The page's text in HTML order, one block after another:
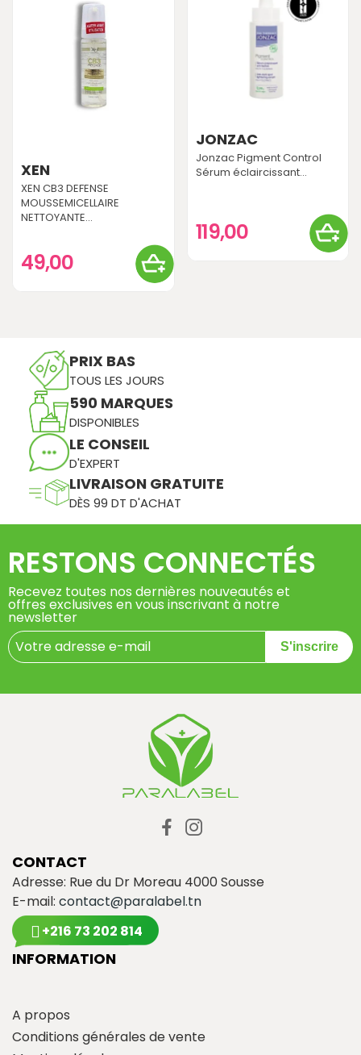
XEN
XEN CB3 DEFENSE
MOUSSEMICELLAIRE
NETTOYANTE...
49,00
JONZAC
Jonzac Pigment Control
Sérum éclaircissant...
119,00
PRIX BAS
TOUS LES JOURS
590 MARQUES
DISPONIBLES
LE CONSEIL
D'EXPERT
LIVRAISON GRATUITE
DÈS 99 DT D'ACHAT
RESTONS CONNECTÉS
Recevez toutes nos dernières nouveautés et
offres exclusives en vous inscrivant à notre
newsletter
S'inscrire
CONTACT
Adresse: Rue du Dr Moreau 4000 Sousse
E-mail: contact@paralabel.tn
+216 73 202 814
INFORMATION
A propos
Conditions générales de vente